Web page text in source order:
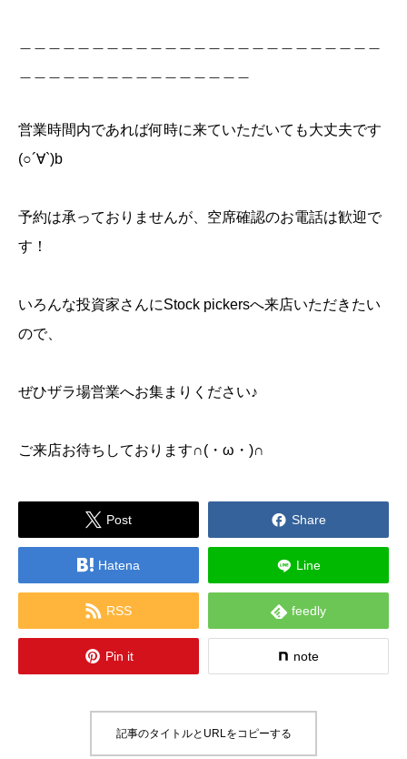
営業時間内であれば何時に来ていただいても大丈夫です
(○︎´∀︎`)b
予約は承っておりませんが、空席確認のお電話は歓迎で
す！
いろんな投資家さんにStock pickersへ来店いただきたい
ので、
ぜひザラ場営業へお集まりください♪
ご来店お待ちしております∩︎(・ω・)∩︎
 Post  Share
 Hatena Line
 RSS  feedly
 Pin it note
記事のタイトルとURLをコピーする